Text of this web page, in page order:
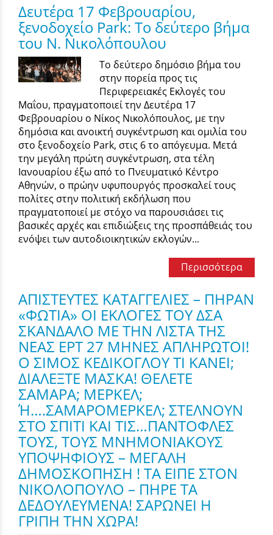
Δευτέρα 17 Φεβρουαρίου,
ξενοδοχείο Park: Το δεύτερο βήμα
του Ν. Νικολόπουλου
Το δεύτερο δημόσιο βήμα του
στην πορεία προς τις
Περιφερειακές Εκλογές του
Μαΐου, πραγματοποιεί την Δευτέρα 17
Φεβρουαρίου ο Νίκος Νικολόπουλος, με την
δημόσια και ανοικτή συγκέντρωση και ομιλία του
στο ξενοδοχείο Park, στις 6 το απόγευμα. Μετά
την μεγάλη πρώτη συγκέντρωση, στα τέλη
Ιανουαρίου έξω από το Πνευματικό Κέντρο
Αθηνών, ο πρώην υφυπουργός προσκαλεί τους
πολίτες στην πολιτική εκδήλωση που
πραγματοποιεί με στόχο να παρουσιάσει τις
βασικές αρχές και επιδιώξεις της προσπάθειάς του
ενόψει των αυτοδιοικητικών εκλογών...
Περισσότερα
ΑΠΙΣΤΕΥΤΕΣ ΚΑΤΑΓΓΕΛΙΕΣ – ΠΗΡΑΝ
«ΦΩΤΙΑ» ΟΙ ΕΚΛΟΓΕΣ ΤΟΥ ΔΣΑ
ΣΚΑΝΔΑΛΟ ΜΕ ΤΗΝ ΛΙΣΤΑ ΤΗΣ
ΝΕΑΣ ΕΡΤ 27 ΜΗΝΕΣ ΑΠΛΗΡΩΤΟΙ!
Ο ΣΙΜΟΣ ΚΕΔΙΚΟΓΛΟΥ ΤΙ ΚΑΝΕΙ;
ΔΙΑΛΕΞΤΕ ΜΑΣΚΑ! ΘΕΛΕΤΕ
ΣΑΜΑΡΑ; ΜΕΡΚΕΛ;
Ή….ΣΑΜΑΡΟΜΕΡΚΕΛ; ΣΤΕΛΝΟΥΝ
ΣΤΟ ΣΠΙΤΙ ΚΑΙ ΤΙΣ…ΠΑΝΤΟΦΛΕΣ
ΤΟΥΣ, ΤΟΥΣ ΜΝΗΜΟΝΙΑΚΟΥΣ
ΥΠΟΨΗΦΙΟΥΣ – ΜΕΓΑΛΗ
ΔΗΜΟΣΚΟΠΗΣΗ ! ΤΑ ΕΙΠΕ ΣΤΟΝ
ΝΙΚΟΛΟΠΟΥΛΟ – ΠΗΡΕ ΤΑ
ΔΕΔΟΥΛΕΥΜΕΝΑ! ΣΑΡΩΝΕΙ Η
ΓΡΙΠΗ ΤΗΝ ΧΩΡΑ!